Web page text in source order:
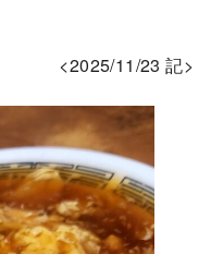
<2025/11/23 記>